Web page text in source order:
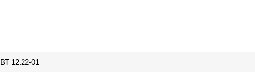
ВТ 12.22-01